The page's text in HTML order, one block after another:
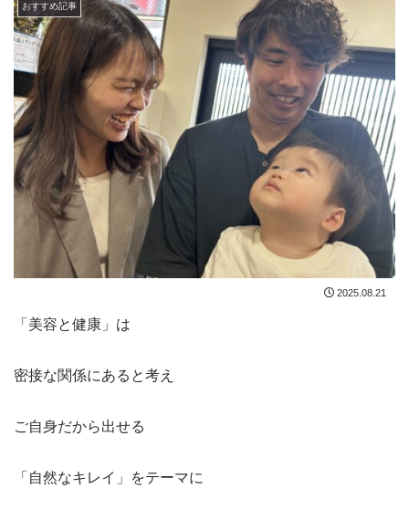
おすすめ記事
2025.08.21
「美容と健康」は
密接な関係にあると考え
ご自身だから出せる
「自然なキレイ」をテーマに